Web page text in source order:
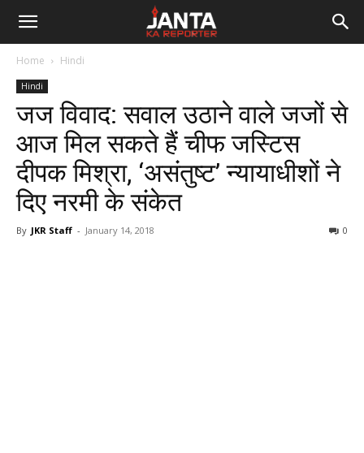
Janta
Reporter
Home Hindi
Hindi
जज विवाद: सवाल उठाने वाले जजों से
आज मिल सकते हैं चीफ जस्टिस
दीपक मिश्रा, ‘असंतुष्ट’ न्यायाधीशों ने
दिए नरमी के संकेत
By JKR Staff - January 14, 2018 0